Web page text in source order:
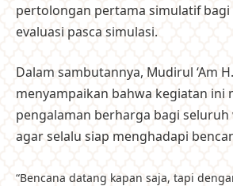
pertolongan pertama simulatif
evaluasi pasca simulasi.
Dalam sambutannya, Mudirul ‘Am
menyampaikan bahwa kegiatan ini
pengalaman berharga bagi
agar selalu siap menghadapi
“Bencana datang kapan saja, tapi